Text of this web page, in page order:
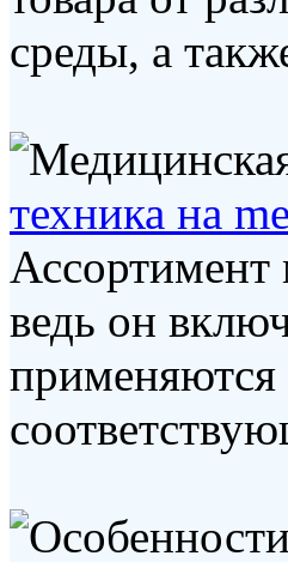
среды, а
техника на
Ассортимент
ведь он